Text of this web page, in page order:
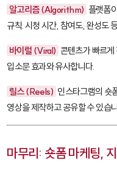
알고리즘 (Algorithm) 플랫폼
규칙. 시청 시간, 참여도, 완성도
바이럴 (Viral) 콘텐츠가 빠르
입소문 효과와 유사합니다.
릴스 (Reels) 인스타그램의 숏
영상을 제작하고 공유할 수 있습
마무리: 숏폼 마케팅,